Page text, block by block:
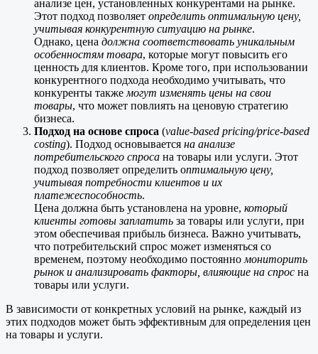
анализе цен, установленных конкурентами на рынке.
Этот подход позволяет определить оптимальную цену,
учитывая конкурентную ситуацию на рынке.
Однако, цена должна соответствовать уникальным
особенностям товара, которые могут повысить его
ценность для клиентов. Кроме того, при использовании
конкурентного подхода необходимо учитывать, что
конкуренты также могут изменять цены на свои
товары, что может повлиять на ценовую стратегию
бизнеса.
Подход на основе спроса (value-based pricing/price-based
costing). Подход основывается на анализе
потребительского спроса на товары или услуги. Этот
подход позволяет определить оптимальную цену,
учитывая потребности клиентов и их
платежеспособность.
Цена должна быть установлена на уровне, который
клиенты готовы заплатить за товары или услуги, при
этом обеспечивая прибыль бизнеса. Важно учитывать,
что потребительский спрос может изменяться со
временем, поэтому необходимо постоянно мониторить
рынок и анализировать факторы, влияющие на спрос на
товары или услуги.
В зависимости от конкретных условий на рынке, каждый из
этих подходов может быть эффективным для определения цен
на товары и услуги.